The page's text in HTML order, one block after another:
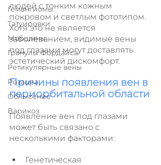
Гемангиомы
Татуировки
Морщины
Гранулы Фордайса
Ретикулярные вены
Розацеа
Облысение
Варикоз
людей с тонким кожным
покровом и светлым фототипом.
Хотя это не является
заболеванием, видимые вены
под глазами могут доставлять
эстетический дискомфорт.
Причины появления вен в
периорбитальной области
Появление вен под глазами
может быть связано с
несколькими факторами:
Генетическая